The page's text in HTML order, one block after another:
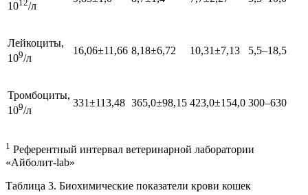
1012/л
Лейкоциты,
109/л
16,06±11,66 8,18±6,72 10,31±7,13 5,5–18,5
Тромбоциты,
109/л
331±113,48 365,0±98,15 423,0±154,0 300–630
1 Референтный интервал ветеринарной лаборатории
«Айболит-lab»
Таблица 3. Биохимические показатели крови кошек